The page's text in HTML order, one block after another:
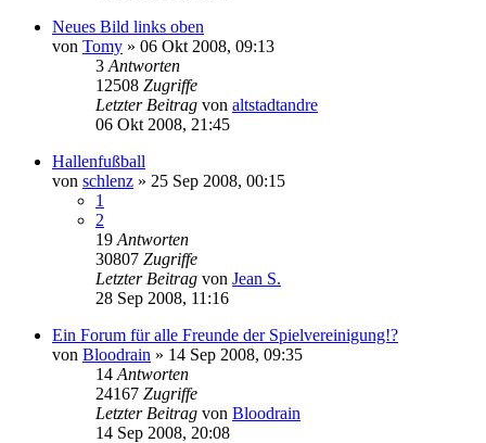
Neues Bild links oben
von Tomy » 06 Okt 2008, 09:13
3 Antworten
12508 Zugriffe
Letzter Beitrag von altstadtandre
06 Okt 2008, 21:45
Hallenfußball
von schlenz » 25 Sep 2008, 00:15
1
2
19 Antworten
30807 Zugriffe
Letzter Beitrag von Jean S.
28 Sep 2008, 11:16
Ein Forum für alle Freunde der Spielvereinigung!?
von Bloodrain » 14 Sep 2008, 09:35
14 Antworten
24167 Zugriffe
Letzter Beitrag von Bloodrain
14 Sep 2008, 20:08